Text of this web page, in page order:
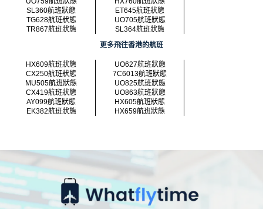
SL360航班狀態
ET645航班狀態
TG628航班狀態
UO705航班狀態
TR867航班狀態
SL364航班狀態
更多飛往香港的航班
HX609航班狀態
UO627航班狀態
CX250航班狀態
7C6013航班狀態
MU505航班狀態
UO825航班狀態
CX419航班狀態
UO863航班狀態
AY099航班狀態
HX605航班狀態
EK382航班狀態
HX659航班狀態